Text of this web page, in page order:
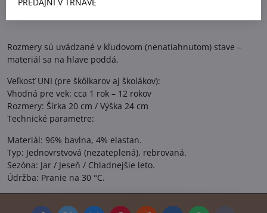
Rozmery sú uvádzané v kľudovom (nenatiahnutom) stave –
materiál sa na hlave poddá.
Veľkosť UNI (pre škôlkarov aj školákov):
Vhodná pre vek: cca 1 rok – 12 rokov
Rozmery: Šírka 20 cm / Výška 24 cm
Technické parametre:
Materiál: 96% bavlna, 4% elastan.
Typ: Jednovrstvová (nezateplená), rebrovaná.
Sezóna: Jar / Jeseň / Chladnejšie leto.
Údržba: Pranie na 30 °C.